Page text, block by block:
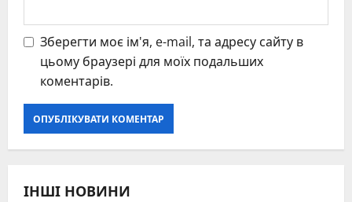
Зберегти моє ім'я, e-mail, та адресу сайту в
цьому браузері для моїх подальших
коментарів.
ІНШІ НОВИНИ